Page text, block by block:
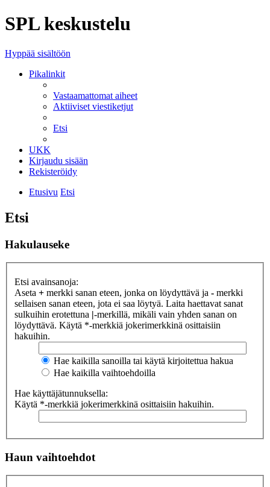
SPL keskustelu
Hyppää sisältöön
Pikalinkit
Vastaamattomat aiheet
Aktiiviset viestiketjut
Etsi
UKK
Kirjaudu sisään
Rekisteröidy
Etusivu Etsi
Etsi
Hakulauseke
Etsi avainsanoja:
Aseta + merkki sanan eteen, jonka on löydyttävä ja - merkki
sellaisen sanan eteen, jota ei saa löytyä. Laita haettavat sanat
sulkuihin erotettuna |-merkillä, mikäli vain yhden sanan on
löydyttävä. Käytä *-merkkiä jokerimerkkinä osittaisiin
hakuihin.
Hae kaikilla sanoilla tai käytä kirjoitettua hakua
Hae kaikilla vaihtoehdoilla
Hae käyttäjätunnuksella:
Käytä *-merkkiä jokerimerkkinä osittaisiin hakuihin.
Haun vaihtoehdot